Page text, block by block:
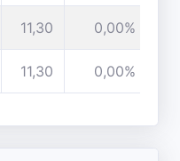
11,30 0,00%
11,30 0,00%